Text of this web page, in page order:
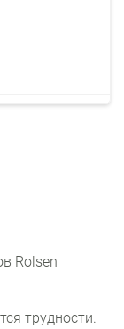
Rolsen
трудности.